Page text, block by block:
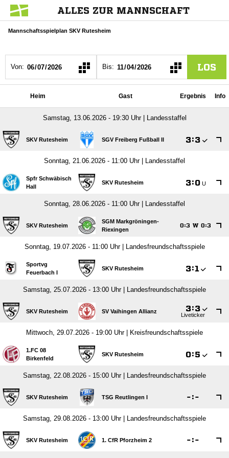
ALLES ZUR MANNSCHAFT
Mannschaftsspielplan SKV Rutesheim
Von: Bis: LOS
Heim Gast Ergebnis Info
Samstag, 13.06.2026 - 19:30 Uhr | Landesstaffel
SKV Rutesheim SGV Freiberg Fußball II :
Sonntag, 21.06.2026 - 11:00 Uhr | Landesstaffel
Spfr Schwäbisch
Hall
SKV Rutesheim : U
Sonntag, 28.06.2026 - 11:00 Uhr | Landesstaffel
SKV Rutesheim
SGM Markgröningen-
Riexingen
: W :
Sonntag, 19.07.2026 - 11:00 Uhr | Landesfreundschaftsspiele
Sportvg
Feuerbach I
SKV Rutesheim :
Samstag, 25.07.2026 - 13:00 Uhr | Landesfreundschaftsspiele
SKV Rutesheim SV Vaihingen Allianz :
Liveticker
Mittwoch, 29.07.2026 - 19:00 Uhr | Kreisfreundschaftsspiele
1.FC 08
Birkenfeld
SKV Rutesheim :
Samstag, 22.08.2026 - 15:00 Uhr | Landesfreundschaftsspiele
SKV Rutesheim TSG Reutlingen I :
Samstag, 29.08.2026 - 13:00 Uhr | Landesfreundschaftsspiele
SKV Rutesheim 1. CfR Pforzheim 2 :